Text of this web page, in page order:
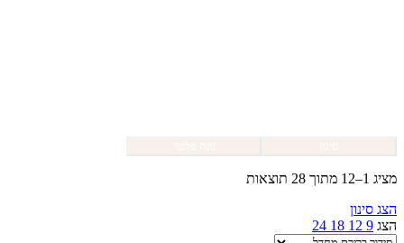
מציג 1–12 מתוך 28 תוצאות
הצג סינון
הצג 9
12
18
24